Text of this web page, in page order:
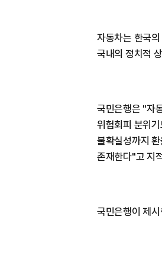
자동차는 한국
국내의 정치적
국민은행은 "자
위험회피 분위
불확실성까지
존재한다"고 지
국민은행이 제